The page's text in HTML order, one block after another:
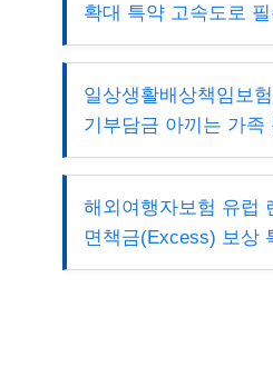
확대 특약 고속도로
일상생활배상책임보
기부담금 아끼는 가족
해외여행자보험 유럽
면책금(Excess) 보상